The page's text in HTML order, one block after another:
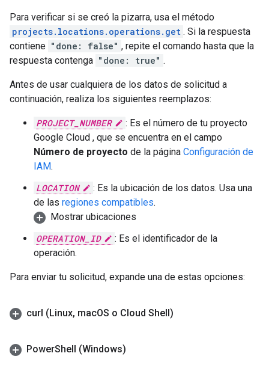
Para verificar si se creó la pizarra, usa el método
projects.locations.operations.get . Si la respuesta
contiene "done: false" , repite el comando hasta que la
respuesta contenga "done: true" .
Antes de usar cualquiera de los datos de solicitud a
continuación, realiza los siguientes reemplazos:
PROJECT_NUMBER
: Es el número de tu proyecto
Google Cloud , que se encuentra en el campo
Número de proyecto de la página Configuración de
IAM.
LOCATION
: Es la ubicación de los datos. Usa una
de las regiones compatibles.
Mostrar ubicaciones
OPERATION_ID
: Es el identificador de la
operación.
Para enviar tu solicitud, expande una de estas opciones:
curl (Linux, macOS o Cloud Shell)
PowerShell (Windows)